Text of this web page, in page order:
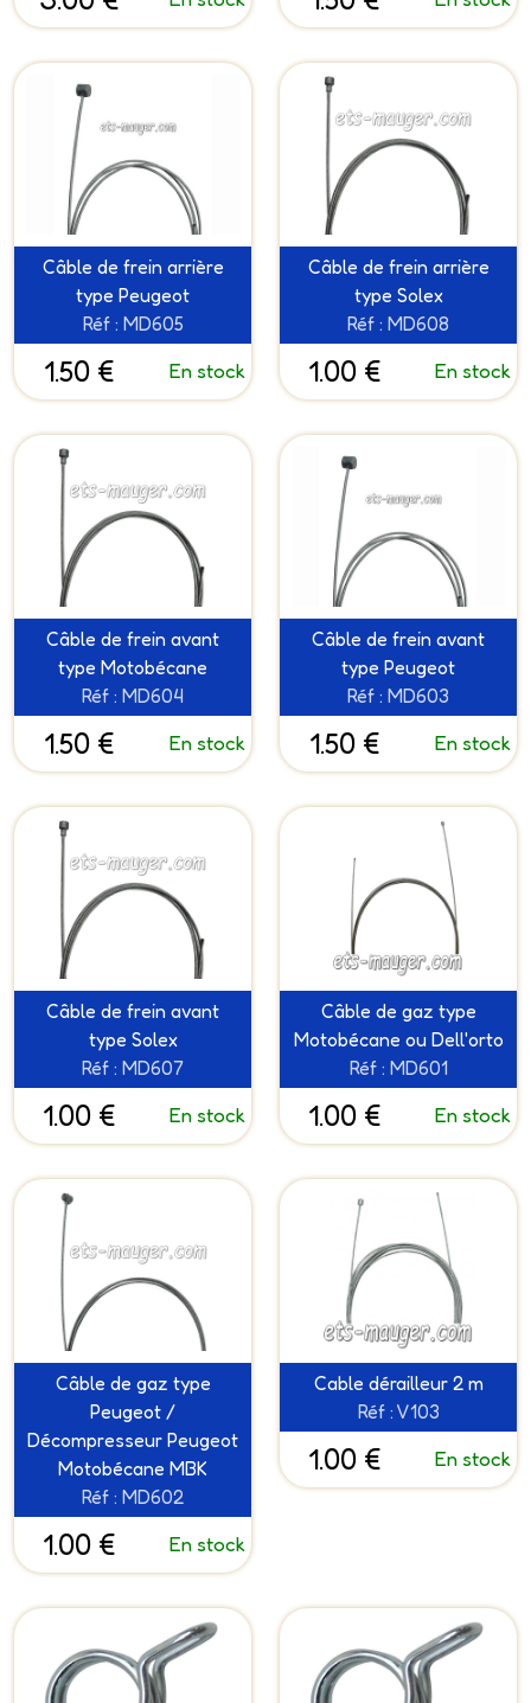
Câble de frein arrière
type Peugeot
Réf : MD605
1.50 € En stock
Câble de frein arrière
type Solex
Réf : MD608
1.00 € En stock
Câble de frein avant
type Motobécane
Réf : MD604
1.50 € En stock
Câble de frein avant
type Peugeot
Réf : MD603
1.50 € En stock
Câble de frein avant
type Solex
Réf : MD607
1.00 € En stock
Câble de gaz type
Motobécane ou Dell'orto
Réf : MD601
1.00 € En stock
Câble de gaz type
Peugeot /
Décompresseur Peugeot
Motobécane MBK
Réf : MD602
1.00 € En stock
Cable dérailleur 2 m
Réf : V103
1.00 € En stock